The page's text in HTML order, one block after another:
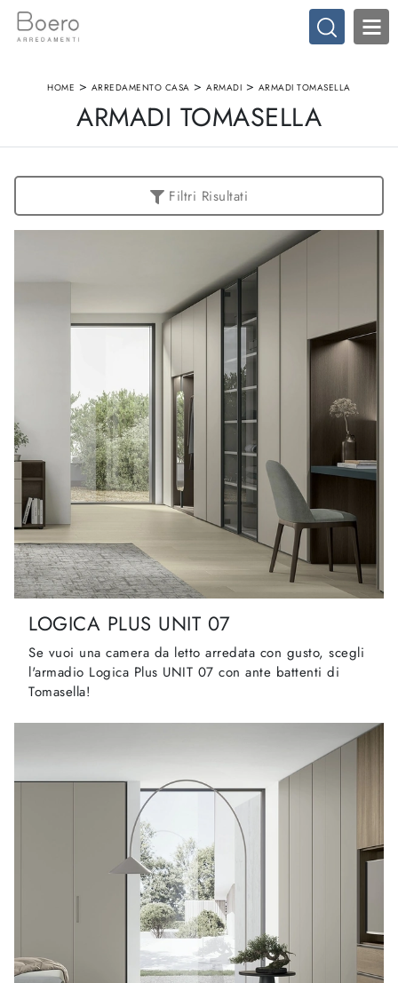
HOME > ARREDAMENTO CASA >ARMADI > ARMADI TOMASELLA
ARMADI TOMASELLA
Filtri Risultati
LOGICA PLUS UNIT 07
Se vuoi una camera da letto arredata con gusto, scegli
l'armadio Logica Plus UNIT 07 con ante battenti di
Tomasella!